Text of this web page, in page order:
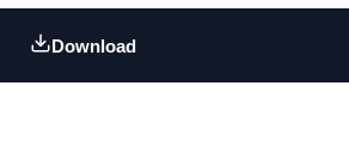
Download